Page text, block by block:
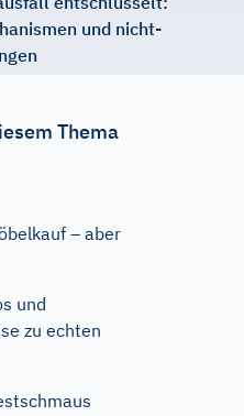
und nicht-
Thema
– aber
und
zu echten